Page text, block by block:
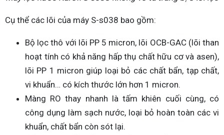
Cụ thể các lõi của máy S-s038 bao gồm:
Bộ lọc thô với lõi PP 5 micron, lõi OCB-GAC (lõi than
hoạt tính có khả năng hấp thụ chất hữu cơ và asen),
lõi PP 1 micron giúp loại bỏ các chất bẩn, tạp chất,
vi khuẩn… có kích thước lớn hơn 1 micron.
Màng RO thay nhanh là tấm khiên cuối cùng, có
công dụng làm sạch nước, loại bỏ hoàn toàn các vi
khuẩn, chất bẩn còn sót lại.